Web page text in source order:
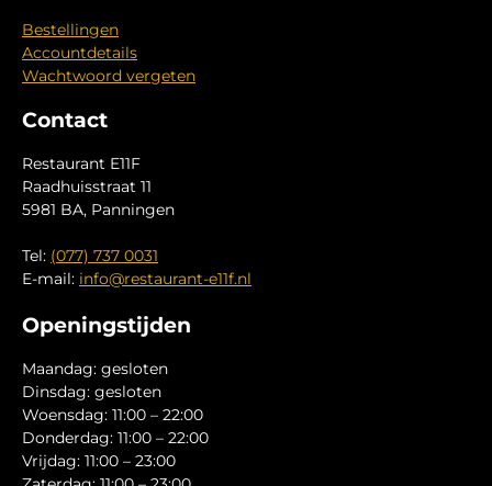
Bestellingen
Accountdetails
Wachtwoord vergeten
Contact
Restaurant E11F
Raadhuisstraat 11
5981 BA, Panningen
Tel: (077) 737 0031
E-mail: info@restaurant-e11f.nl
Openingstijden
Maandag: gesloten
Dinsdag: gesloten
Woensdag: 11:00 – 22:00
Donderdag: 11:00 – 22:00
Vrijdag: 11:00 – 23:00